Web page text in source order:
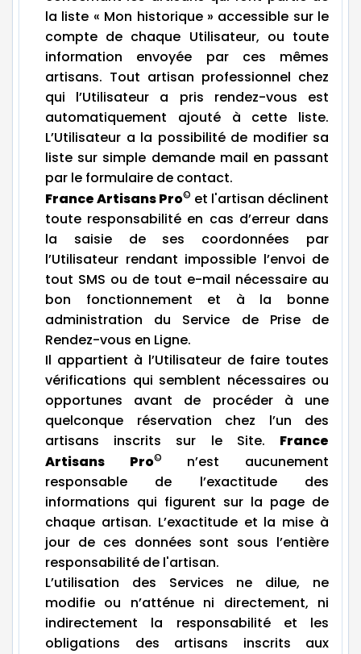
la liste « Mon historique » accessible sur le
compte de chaque Utilisateur, ou toute
information envoyée par ces mêmes
artisans. Tout artisan professionnel chez
qui l’Utilisateur a pris rendez-vous est
automatiquement ajouté à cette liste.
L’Utilisateur a la possibilité de modifier sa
liste sur simple demande mail en passant
par le formulaire de contact.
France Artisans Pro© et l'artisan déclinent
toute responsabilité en cas d’erreur dans
la saisie de ses coordonnées par
l’Utilisateur rendant impossible l’envoi de
tout SMS ou de tout e-mail nécessaire au
bon fonctionnement et à la bonne
administration du Service de Prise de
Rendez-vous en Ligne.
Il appartient à l’Utilisateur de faire toutes
vérifications qui semblent nécessaires ou
opportunes avant de procéder à une
quelconque réservation chez l’un des
artisans inscrits sur le Site. France
Artisans Pro©
n’est aucunement
responsable de l’exactitude des
informations qui figurent sur la page de
chaque artisan. L’exactitude et la mise à
jour de ces données sont sous l’entière
responsabilité de l'artisan.
L’utilisation des Services ne dilue, ne
modifie ou n’atténue ni directement, ni
indirectement la responsabilité et les
obligations des artisans inscrits aux